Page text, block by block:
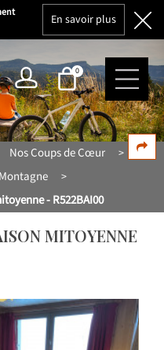
En savoir plus
0
Nos Coups de Cœur >
>
- R522BAI00
MITOYENNE